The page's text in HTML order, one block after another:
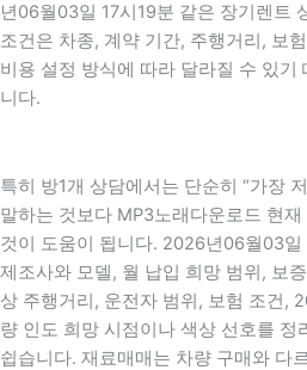
년06월03일 17시19분 같은 장기렌트
조건은 차종, 계약 기간, 주행거리, 보
비용 설정 방식에 따라 달라질 수 있기
니다.
특히 방1개 상담에서는 단순히 “가장
말하는 것보다 MP3노래다운로드 현
것이 도움이 됩니다. 2026년06월03일
제조사와 모델, 월 납입 희망 범위, 보
상 주행거리, 운전자 범위, 보험 조건,
량 인도 희망 시점이나 색상 선호를 정
쉽습니다. 재료매매는 차량 구매와 다